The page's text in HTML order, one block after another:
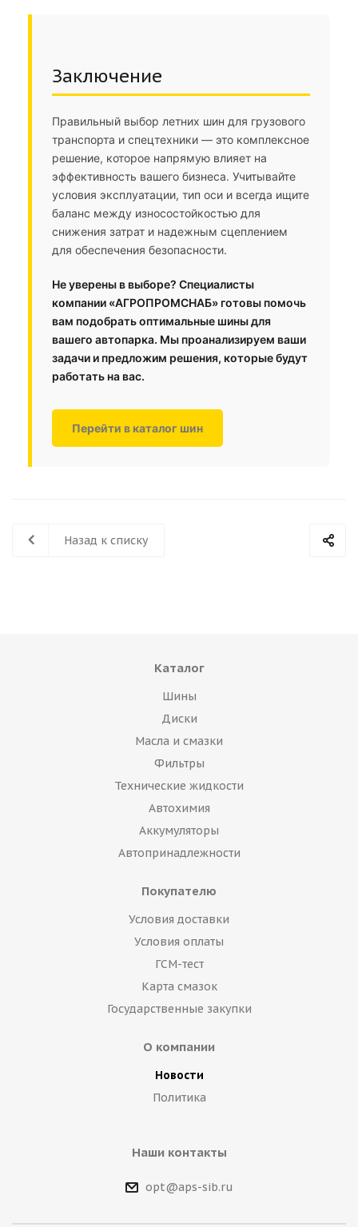
Заключение
Правильный выбор летних шин для грузового
транспорта и спецтехники — это комплексное
решение, которое напрямую влияет на
эффективность вашего бизнеса. Учитывайте
условия эксплуатации, тип оси и всегда ищите
баланс между износостойкостью для
снижения затрат и надежным сцеплением
для обеспечения безопасности.
Не уверены в выборе? Специалисты
компании «АГРОПРОМСНАБ» готовы помочь
вам подобрать оптимальные шины для
вашего автопарка. Мы проанализируем ваши
задачи и предложим решения, которые будут
работать на вас.
Перейти в каталог шин
Назад к списку
Каталог
Шины
Диски
Масла и смазки
Фильтры
Технические жидкости
Автохимия
Аккумуляторы
Автопринадлежности
Покупателю
Условия доставки
Условия оплаты
ГСМ-тест
Карта смазок
Государственные закупки
О компании
Новости
Политика
Наши контакты
opt@aps-sib.ru